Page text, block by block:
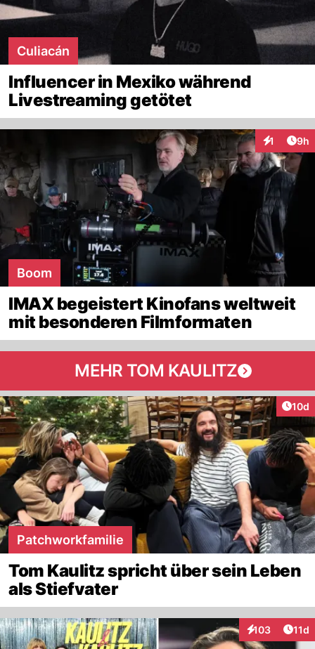
Culiacán
Influencer in Mexiko während
Livestreaming getötet
1 9h
Boom
IMAX begeistert Kinofans weltweit
mit besonderen Filmformaten
MEHR TOM KAULITZ
10d
Patchworkfamilie
Tom Kaulitz spricht über sein Leben
als Stiefvater
103
Interaktionen
11d